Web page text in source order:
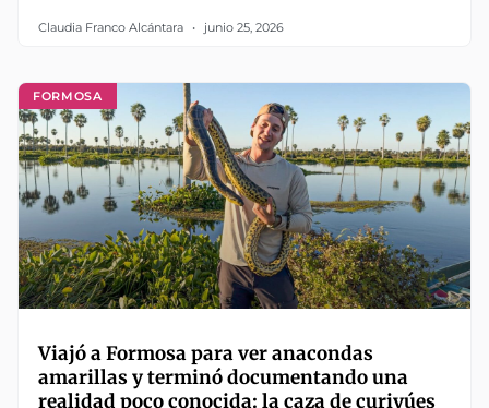
Claudia Franco Alcántara junio 25, 2026
FORMOSA
Viajó a Formosa para ver anacondas
amarillas y terminó documentando una
realidad poco conocida: la caza de curiyúes